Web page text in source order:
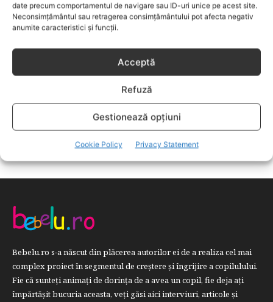
date precum comportamentul de navigare sau ID-uri unice pe acest site.
Neconsimțământul sau retragerea consimțământului pot afecta negativ
anumite caracteristici și funcții.
Acceptă
Refuză
Gestionează opțiuni
Cookie Policy Privacy Statement
COPII
634
FAMILIA
582
SANATATE COPII
424
DEZVOLTAREA COPILULUI
RETETE
259
Bebelu.ro s-a născut din plăcerea autorilor ei de a realiza cel mai
complex proiect în segmentul de creştere şi îngrijire a copilulului.
Fie că sunteţi animaţi de dorinţa de a avea un copil, fie deja aţi
împărtăşit bucuria aceasta, veți găsi aici interviuri, articole şi